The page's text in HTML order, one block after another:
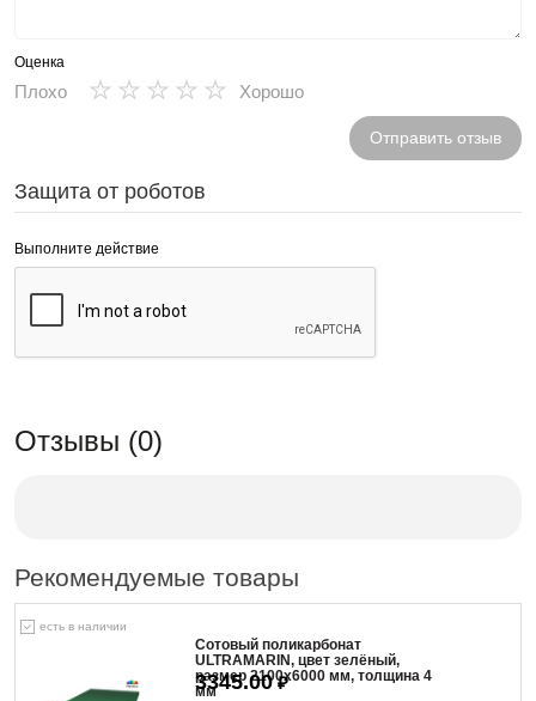
Оценка
Плохо ★
★
★
★
★ Хорошо
Отправить отзыв
Защита от роботов
Выполните действие
Отзывы (0)
Рекомендуемые товары
есть в наличии
Сотовый поликарбонат
ULTRAMARIN, цвет зелёный,
размер 2100x6000 мм, толщина 4
мм
3345.00₽